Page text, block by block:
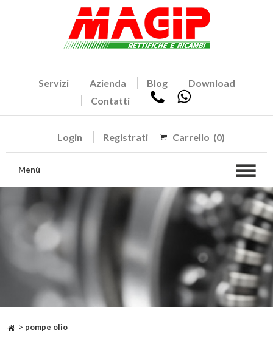
Servizi Azienda Blog
Download
Contatti
Login Registrati Carrello (0)
Menù
> pompe olio